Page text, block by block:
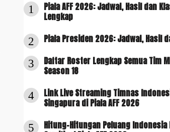
1
Piala AFF 2026: Jadwal, Hasil dan
Lengkap
2 Piala Presiden 2026: Jadwal, Hasil
3
Daftar Roster Lengkap Semua Tim
Season 18
4
Link Live Streaming Timnas
Singapura di Piala AFF 2026
5
Hitung-Hitungan Peluang Indonesia